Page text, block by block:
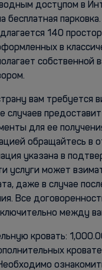
доступом в
бесплатная
140
в
собственной
вам требуется
случаев
для ее
обращайтесь в
указана в
услуги может
даже в случае
Все
между
кровать: